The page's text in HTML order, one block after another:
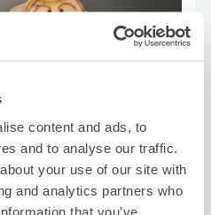
content and ads, to
and to analyse our traffic.
your use of our site with
and analytics partners who
that you’ve
可能時間
此店舖